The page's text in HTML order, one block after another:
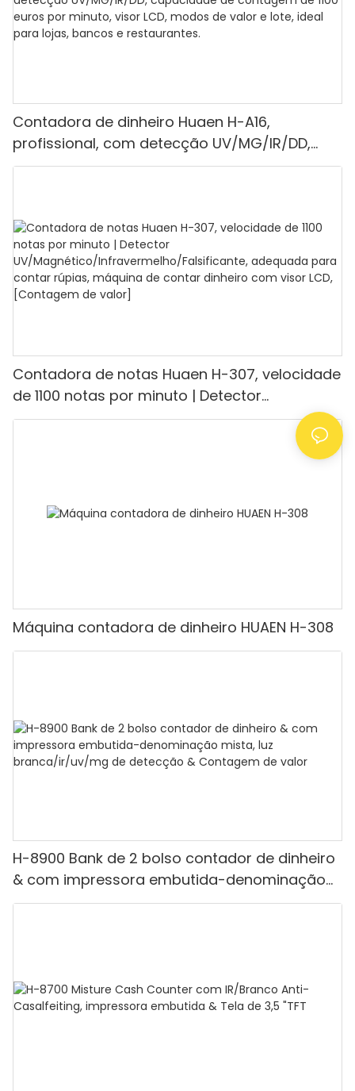
Contadora de dinheiro Huaen H-A16,
profissional, com detecção UV/MG/IR/DD,
capacidade de contagem de 1100 euros por
Contadora de notas Huaen H-307, velocidade
de 1100 notas por minuto | Detector
UV/Magnético/Infravermelho/Falsificante,
adequada para contar rúpias, máquina de
contar dinheiro com visor LCD, [Contagem de
Máquina contadora de dinheiro HUAEN H-308
H-8900 Bank de 2 bolso contador de dinheiro
& com impressora embutida-denominação
mista, luz branca/ir/uv/mg de detecção &